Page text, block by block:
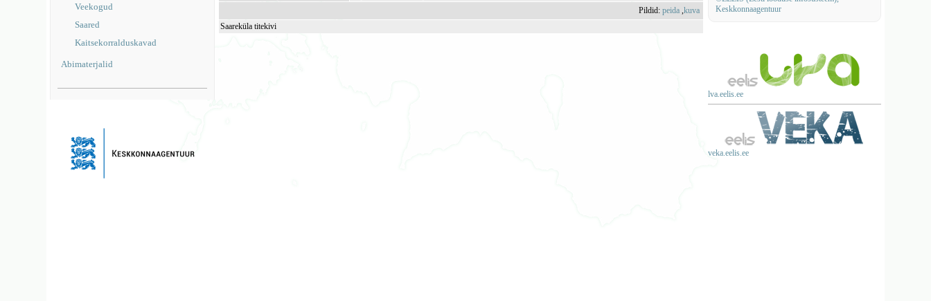
Veekogud
Saared
Kaitsekorralduskavad
Abimaterjalid
Keskkonnaagentuur
lva.eelis.ee
veka.eelis.ee
Pildid:peida ,kuva
Saareküla titekivi